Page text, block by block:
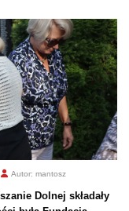
Autor: mantosz
Dolnej składały